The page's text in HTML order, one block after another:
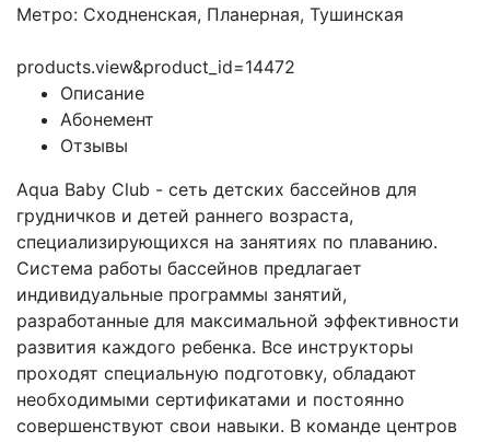
Метро: Сходненская, Планерная, Тушинская
products.view&product_id=14472
Описание
Абонемент
Отзывы
Aqua Baby Club - сеть детских бассейнов для
грудничков и детей раннего возраста,
специализирующихся на занятиях по плаванию.
Система работы бассейнов предлагает
индивидуальные программы занятий,
разработанные для максимальной эффективности
развития каждого ребенка. Все инструкторы
проходят специальную подготовку, обладают
необходимыми сертификатами и постоянно
совершенствуют свои навыки. В команде центров